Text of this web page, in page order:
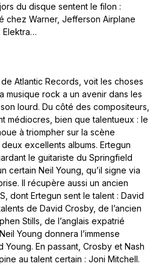
du disque sentent le filon :
chez Warner, Jefferson Airplane
Elektra…
Atlantic Records, voit les choses
musique rock a un avenir dans les
lourd. Du côté des compositeurs,
médiocres, bien que talentueux : le
à triompher sur la scène
excellents albums. Ertegun
le guitariste du Springfield
certain Neil Young, qu’il signe via
Il récupère aussi un ancien
dont Ertegun sent le talent : David
de David Crosby, de l’ancien
Stills, de l’anglais expatrié
Young donnera l’immense
Young. En passant, Crosby et Nash
au talent certain : Joni Mitchell.